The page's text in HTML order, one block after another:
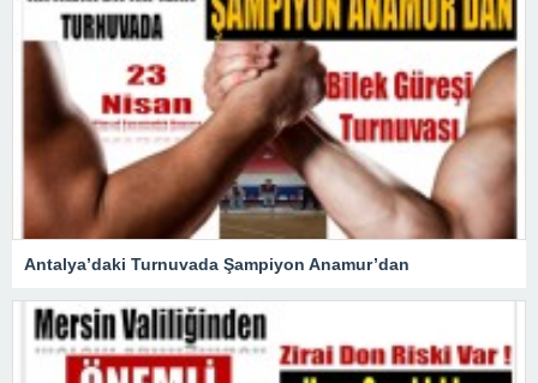
Antalya’daki Turnuvada Şampiyon Anamur’dan